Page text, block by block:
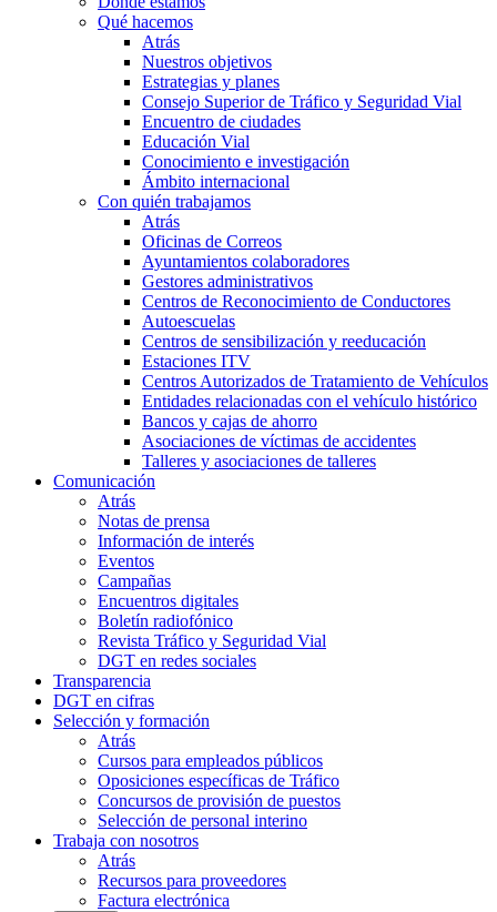
Qué hacemos
Atrás
Nuestros objetivos
Estrategias y planes
Consejo Superior de Tráfico y Seguridad Vial
Encuentro de ciudades
Educación Vial
Conocimiento e investigación
Ámbito internacional
Con quién trabajamos
Atrás
Oficinas de Correos
Ayuntamientos colaboradores
Gestores administrativos
Centros de Reconocimiento de Conductores
Autoescuelas
Centros de sensibilización y reeducación
Estaciones ITV
Centros Autorizados de Tratamiento de Vehículos
Entidades relacionadas con el vehículo histórico
Bancos y cajas de ahorro
Asociaciones de víctimas de accidentes
Talleres y asociaciones de talleres
Comunicación
Atrás
Notas de prensa
Información de interés
Eventos
Campañas
Encuentros digitales
Boletín radiofónico
Revista Tráfico y Seguridad Vial
DGT en redes sociales
Transparencia
DGT en cifras
Selección y formación
Atrás
Cursos para empleados públicos
Oposiciones específicas de Tráfico
Concursos de provisión de puestos
Selección de personal interino
Trabaja con nosotros
Atrás
Recursos para proveedores
Factura electrónica